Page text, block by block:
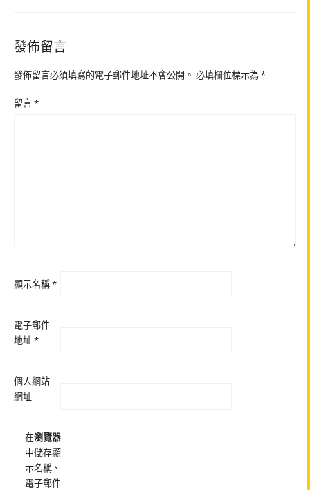
發佈留言
發佈留言必須填寫的電子郵件地址不會公開。 必填欄位標示為*
留言*
顯示名稱*
電子郵件
地址*
個人網站
網址
在瀏覽器
中儲存顯
示名稱、
電子郵件